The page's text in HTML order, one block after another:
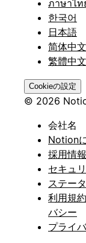
ภาษาไท
한국어
日本語
简体中文
繁體中文
Cookieの設定
© 2026
会社名
Notion
採用情報
セキュ
ステー
利用規
バシー
プライ